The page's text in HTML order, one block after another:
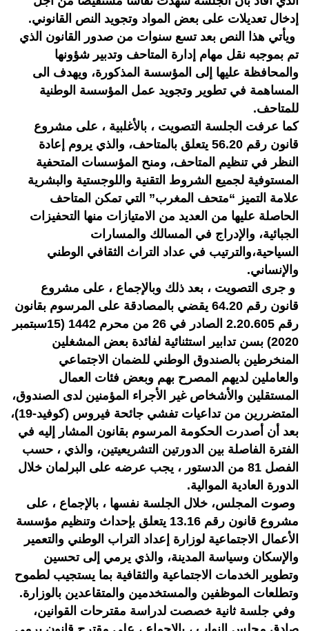
إدخال تعديلات على بعض المواد وتجويد النص القانوني.
ويأتي هذا النص بعد تسع سنوات من صدور القانون الذي
تم بموجبه نقل مهام إدارة المتاحف وتدبير شؤونها
والمحافظة عليها إلى المؤسسة المذكورة، ويهدف الى
المساهمة في تطوير وتجويد عمل المؤسسة الوطنية
للمتاحف.
كما عرفت الجلسة التصويت ، بالأغلبية ، على مشروع
قانون رقم 56.20 يتعلق بالمتاحف، والذي يروم إعادة
النظر في تنظيم المتاحف، ومنح المؤسسات المتحفية
المستوفية لجميع الشروط التقنية واللوجستية والبشرية
علامة التميز “متحف المغرب” التي تمكن المتاحف
الحاصلة عليها من العديد من الامتيازات منها التحفيزات
الجبائية، والإدراج في المسالك والمسارات
السياحية،والترتيب في عداد التراث الثقافي الوطني
والإنساني.
و جرى التصويت ، بعد ذلك وبالإجماع ، على مشروع
قانون رقم 64.20 يقضي بالمصادقة على المرسوم بقانون
رقم 2.20.605 الصادر في 26 من محرم 1442 (15سبتمبر
2020) بسن تدابير استثنائية لفائدة بعض المشغلين
المنخرطين بالصندوق الوطني للضمان الاجتماعي
والعاملين لديهم المصرح بهم وبعض فئات العمال
المستقلين والأشخاص غير الأجراء المؤمنين لدى الصندوق،
المتضررين من تداعيات تفشي جائحة فيروس (كوفيد-19)،
بعد أن أصدرت الحكومة المرسوم بقانون المشار إليه في
الفترة الفاصلة بين الدورتين التشريعيتين، والذي ، حسب
الفصل 81 من الدستور ، يجب عرضه على البرلمان خلال
الدورة العادية الموالية.
وصوت المجلس، خلال الجلسة نفسها ، بالإجماع ، على
مشروع قانون رقم 13.16 يتعلق بإحداث وتنظيم مؤسسة
الأعمال الاجتماعية لوزارة إعداد التراب الوطني والتعمير
والإسكان وسياسة المدينة، والذي يرمي إلى تحسين
وتطوير الخدمات الاجتماعية والثقافية بما يستجيب لطموح
وتطلعات الموظفين والمستخدمين والمتقاعدين بالوزارة.
وفي جلسة ثانية خصصت لدراسة مقترحات القوانين،